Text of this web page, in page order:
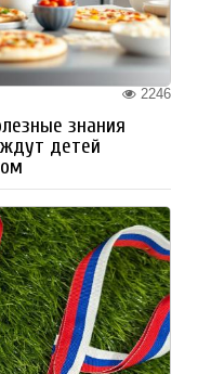
2246
знания
детей